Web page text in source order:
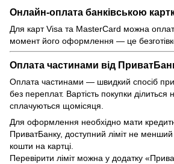
Онлайн-оплата банківською
Для карт Visa та MasterCard можна
момент його оформлення — це
Оплата частинами від
Оплата частинами — швидкий спосіб
без переплат. Вартість покупки ділиться
сплачуються щомісяця.
Для оформлення необхідно мати
ПриватБанку, доступний ліміт не
кошти на картці.
Перевірити ліміт можна у додатку